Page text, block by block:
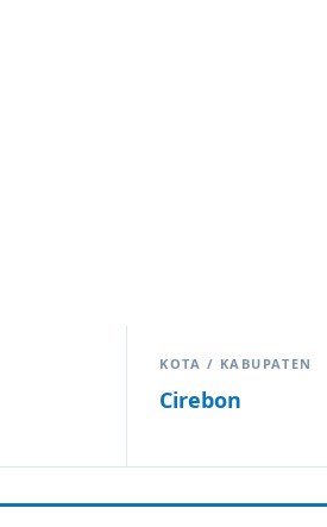
KOTA / KABUPATEN
Cirebon